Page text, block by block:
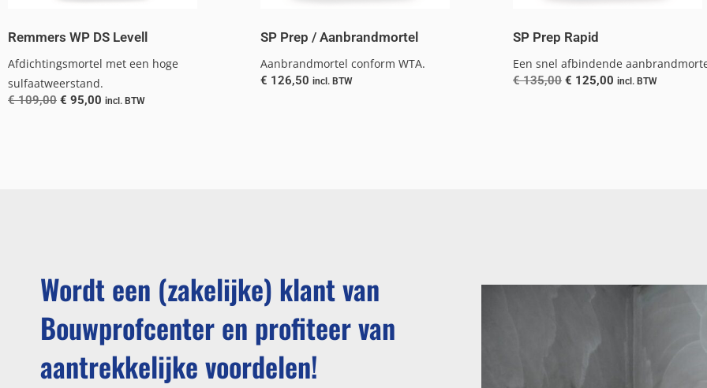
Remmers WP DS Levell
Afdichtingsmortel met een hoge
sulfaatweerstand.
€109,00 € 95,00 incl. BTW
SP Prep / Aanbrandmortel
Aanbrandmortel conform WTA.
€ 126,50 incl. BTW
SP Prep Rapid
Een snel afbindende
€135,00 € 125,00 incl. BTW
Wordt een (zakelijke) klant van
Bouwprofcenter en profiteer van
aantrekkelijke voordelen!